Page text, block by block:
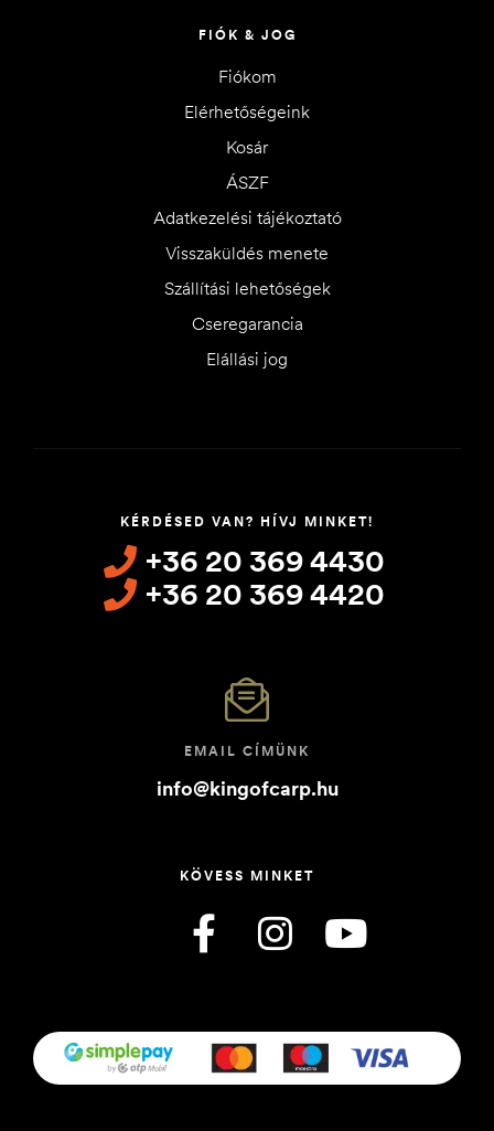
FIÓK & JOG
Fiókom
Elérhetőségeink
Kosár
ÁSZF
Adatkezelési tájékoztató
Visszaküldés menete
Szállítási lehetőségek
Cseregarancia
Elállási jog
KÉRDÉSED VAN? HÍVJ MINKET!
+36 20 369 4430
+36 20 369 4420
EMAIL CÍMÜNK
info@kingofcarp.hu
KÖVESS MINKET